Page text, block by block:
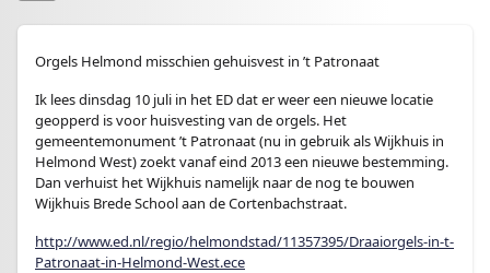
Orgels Helmond misschien gehuisvest in ’t Patronaat
Ik lees dinsdag 10 juli in het ED dat er weer een nieuwe locatie
geopperd is voor huisvesting van de orgels. Het
gemeentemonument ’t Patronaat (nu in gebruik als Wijkhuis in
Helmond West) zoekt vanaf eind 2013 een nieuwe bestemming.
Dan verhuist het Wijkhuis namelijk naar de nog te bouwen
Wijkhuis Brede School aan de Cortenbachstraat.
http://www.ed.nl/regio/helmondstad/11357395/Draaiorgels-in-t-
Patronaat-in-Helmond-West.ece